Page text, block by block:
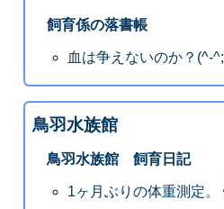
飼育係の落書帳
血は争えないのか？(^-^;
鳥羽水族館
鳥羽水族館 飼育日記
1ヶ月ぶりの体重測定。